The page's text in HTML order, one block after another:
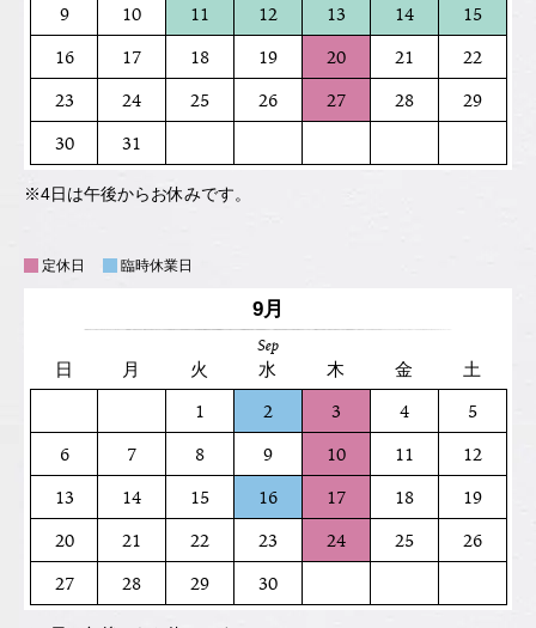
9
10 11 12 13 14
15
16
17 18 19 20 21
22
23
24 25 26 27 28
29
30
31
※4日は午後からお休みです。
定休日 臨時休業日
9月
Sep
日 月 火 水 木 金 土
1 2 3 4
5
6
7 8 9 10 11
12
13
14 15 16 17 18
19
20
21 22 23 24 25
26
27
28 29 30